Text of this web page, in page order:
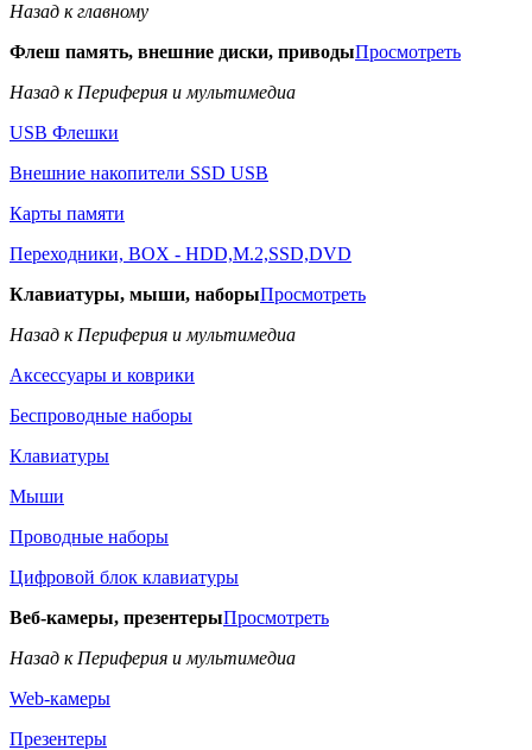
Назад к главному
Флеш память, внешние диски, приводыПросмотреть
Назад к Периферия и мультимедиа
USB Флешки
Внешние накопители SSD USB
Карты памяти
Переходники, BOX - HDD,M.2,SSD,DVD
Клавиатуры, мыши, наборыПросмотреть
Назад к Периферия и мультимедиа
Аксессуары и коврики
Беспроводные наборы
Клавиатуры
Мыши
Проводные наборы
Цифровой блок клавиатуры
Веб-камеры, презентерыПросмотреть
Назад к Периферия и мультимедиа
Web-камеры
Презентеры